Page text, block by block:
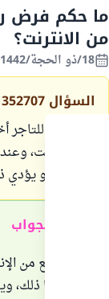
ما حكم فرض
من الانترنت؟
18/ذو الحجة/1442 الموافق 28/يوليو/2021
السؤال 352707
هل يجوز
من الإنترنت،
البضاعة، و
ملخص الجواب
شراء السلع من
في بعضها ذلك،